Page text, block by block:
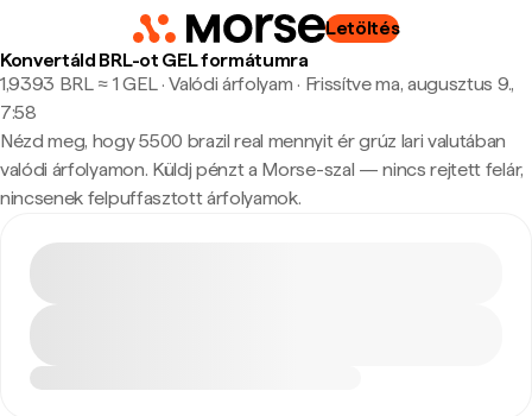
Letöltés
Konvertáld BRL-ot GEL formátumra
1,9393 BRL ≈ 1 GEL · Valódi árfolyam · Frissítve ma, augusztus 9.,
7:58
Nézd meg, hogy 5500 brazil real mennyit ér grúz lari valutában
valódi árfolyamon. Küldj pénzt a Morse-szal — nincs rejtett felár,
nincsenek felpuffasztott árfolyamok.